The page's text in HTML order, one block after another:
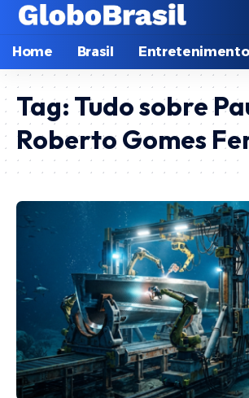
Home Brasil Entretenimento
Tag: Tudo sobre
Roberto Gomes